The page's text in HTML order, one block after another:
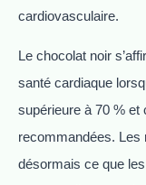
cardiovasculaire.
Le chocolat noir
santé cardiaque
supérieure à 70 %
recommandées. Les
désormais ce que